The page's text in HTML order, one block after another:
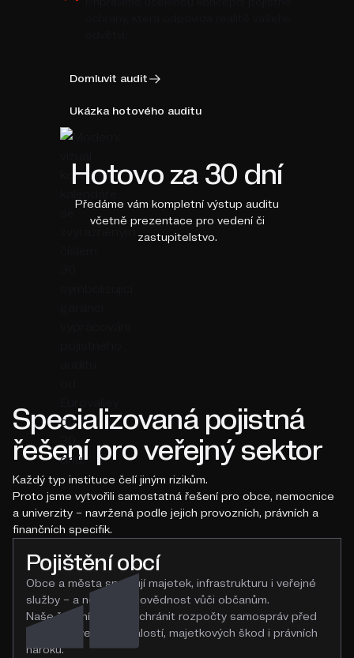
Domluvit audit
Ukázka hotového auditu
Hotovo za 30 dní
Předáme vám kompletní výstup auditu
včetně prezentace pro vedení či
zastupitelstvo.
Specializovaná pojistná
řešení pro veřejný sektor
Každý typ instituce čelí jiným rizikům.
Proto jsme vytvořili samostatná řešení pro obce, nemocnice
a univerzity – navržená podle jejich provozních, právních a
finančních specifik.
Pojištění obcí
Obce a města spravují majetek, infrastrukturu i veřejné
služby – a nesou odpovědnost vůči občanům.
Naše řešení pomáhá chránit rozpočty samospráv před
dopady živelných událostí, majetkových škod i právních
nároků.